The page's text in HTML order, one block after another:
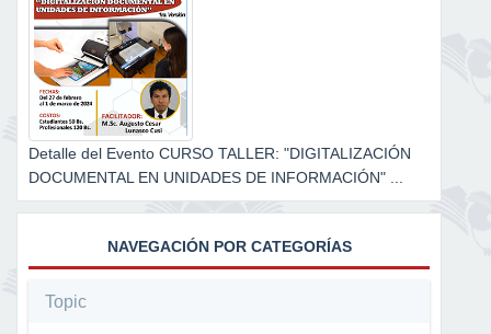
Detalle del Evento CURSO TALLER: "DIGITALIZACIÓN
DOCUMENTAL EN UNIDADES DE INFORMACIÓN" ...
NAVEGACIÓN POR CATEGORÍAS
Topic